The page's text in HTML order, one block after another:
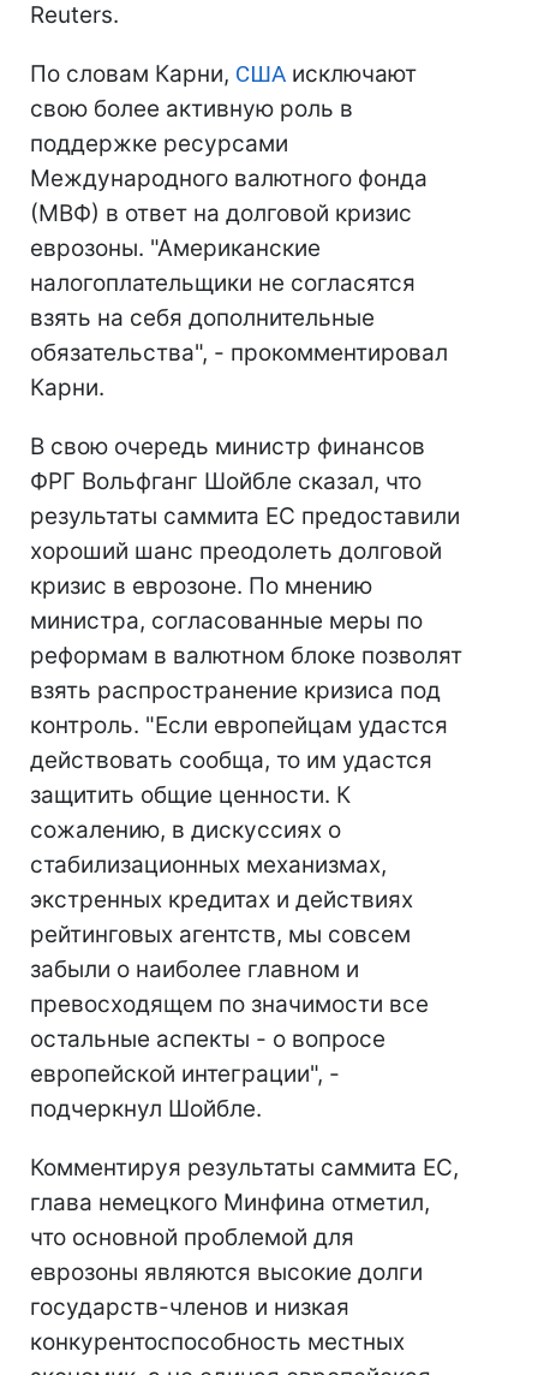
Reuters.
По словам Карни, США исключают
свою более активную роль в
поддержке ресурсами
Международного валютного фонда
(МВФ) в ответ на долговой кризис
еврозоны. "Американские
налогоплательщики не согласятся
взять на себя дополнительные
обязательства", - прокомментировал
Карни.
В свою очередь министр финансов
ФРГ Вольфганг Шойбле сказал, что
результаты саммита ЕС предоставили
хороший шанс преодолеть долговой
кризис в еврозоне. По мнению
министра, согласованные меры по
реформам в валютном блоке позволят
взять распространение кризиса под
контроль. "Если европейцам удастся
действовать сообща, то им удастся
защитить общие ценности. К
сожалению, в дискуссиях о
стабилизационных механизмах,
экстренных кредитах и действиях
рейтинговых агентств, мы совсем
забыли о наиболее главном и
превосходящем по значимости все
остальные аспекты - о вопросе
европейской интеграции", -
подчеркнул Шойбле.
Комментируя результаты саммита ЕС,
глава немецкого Минфина отметил,
что основной проблемой для
еврозоны являются высокие долги
государств-членов и низкая
конкурентоспособность местных